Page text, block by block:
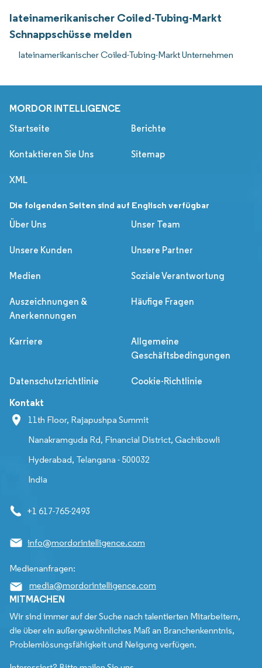
lateinamerikanischer Coiled-Tubing-Markt
Schnappschüsse melden
lateinamerikanischer Coiled-Tubing-Markt Unternehmen
MORDOR INTELLIGENCE
Startseite Berichte
Kontaktieren Sie Uns Sitemap
XML
Die folgenden Seiten sind auf Englisch verfügbar
Über Uns
Unser Team
Unsere Kunden Unsere Partner
Medien Soziale Verantwortung
Auszeichnungen &
Anerkennungen
Häufige Fragen
Karriere
Allgemeine
Geschäftsbedingungen
Datenschutzrichtlinie Cookie-Richtlinie
Kontakt
11th Floor, Rajapushpa Summit
Nanakramguda Rd, Financial District, Gachibowli
Hyderabad, Telangana - 500032
India
+1 617-765-2493
info@mordorintelligence.com
Medienanfragen:
media@mordorintelligence.com
MITMACHEN
Wir sind immer auf der Suche nach talentierten Mitarbeitern,
die über ein außergewöhnliches Maß an Branchenkenntnis,
Problemlösungsfähigkeit und Neigung verfügen.